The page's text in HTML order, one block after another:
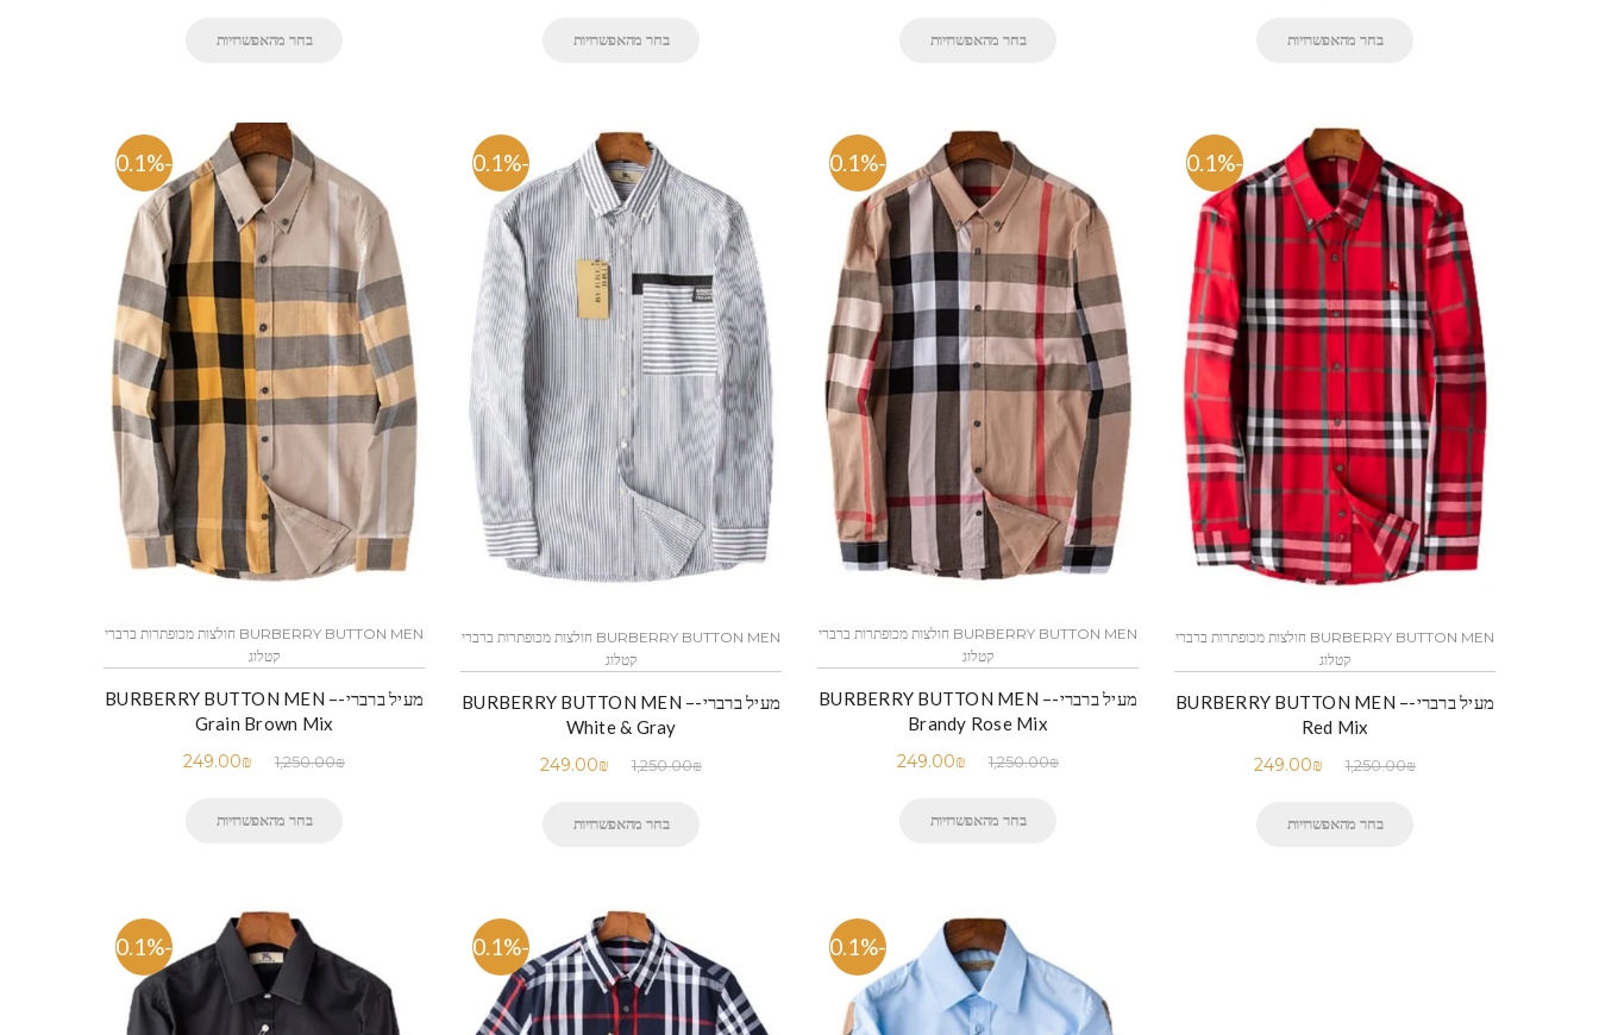
בחר מהאפשרויות בחר מהאפשרויות בחר מהאפשרויות בחר מהאפשרויות
-80.1%
BURBERRY BUTTON MEN חולצות מכופתרות ברברי
קטלוג
מעיל ברברי-BURBERRY BUTTON MEN –
Grain Brown Mix
1,250.00₪
249.00₪
בחר מהאפשרויות
-80.1%
BURBERRY BUTTON MEN חולצות מכופתרות ברברי
קטלוג
מעיל ברברי-BURBERRY BUTTON MEN –
White & Gray
1,250.00₪
249.00₪
בחר מהאפשרויות
-80.1%
BURBERRY BUTTON MEN חולצות מכופתרות ברברי
קטלוג
מעיל ברברי-BURBERRY BUTTON MEN –
Brandy Rose Mix
1,250.00₪
249.00₪
בחר מהאפשרויות
-80.1%
BURBERRY BUTTON MEN חולצות מכופתרות ברברי
קטלוג
מעיל ברברי-BURBERRY BUTTON MEN –
Red Mix
1,250.00₪
249.00₪
בחר מהאפשרויות
-80.1% -80.1% -80.1%